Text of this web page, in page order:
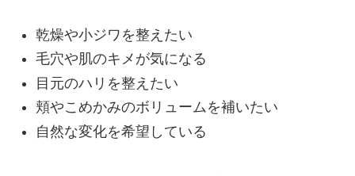
乾燥や小ジワを整えたい
毛穴や肌のキメが気になる
目元のハリを整えたい
頬やこめかみのボリュームを補いたい
自然な変化を希望している